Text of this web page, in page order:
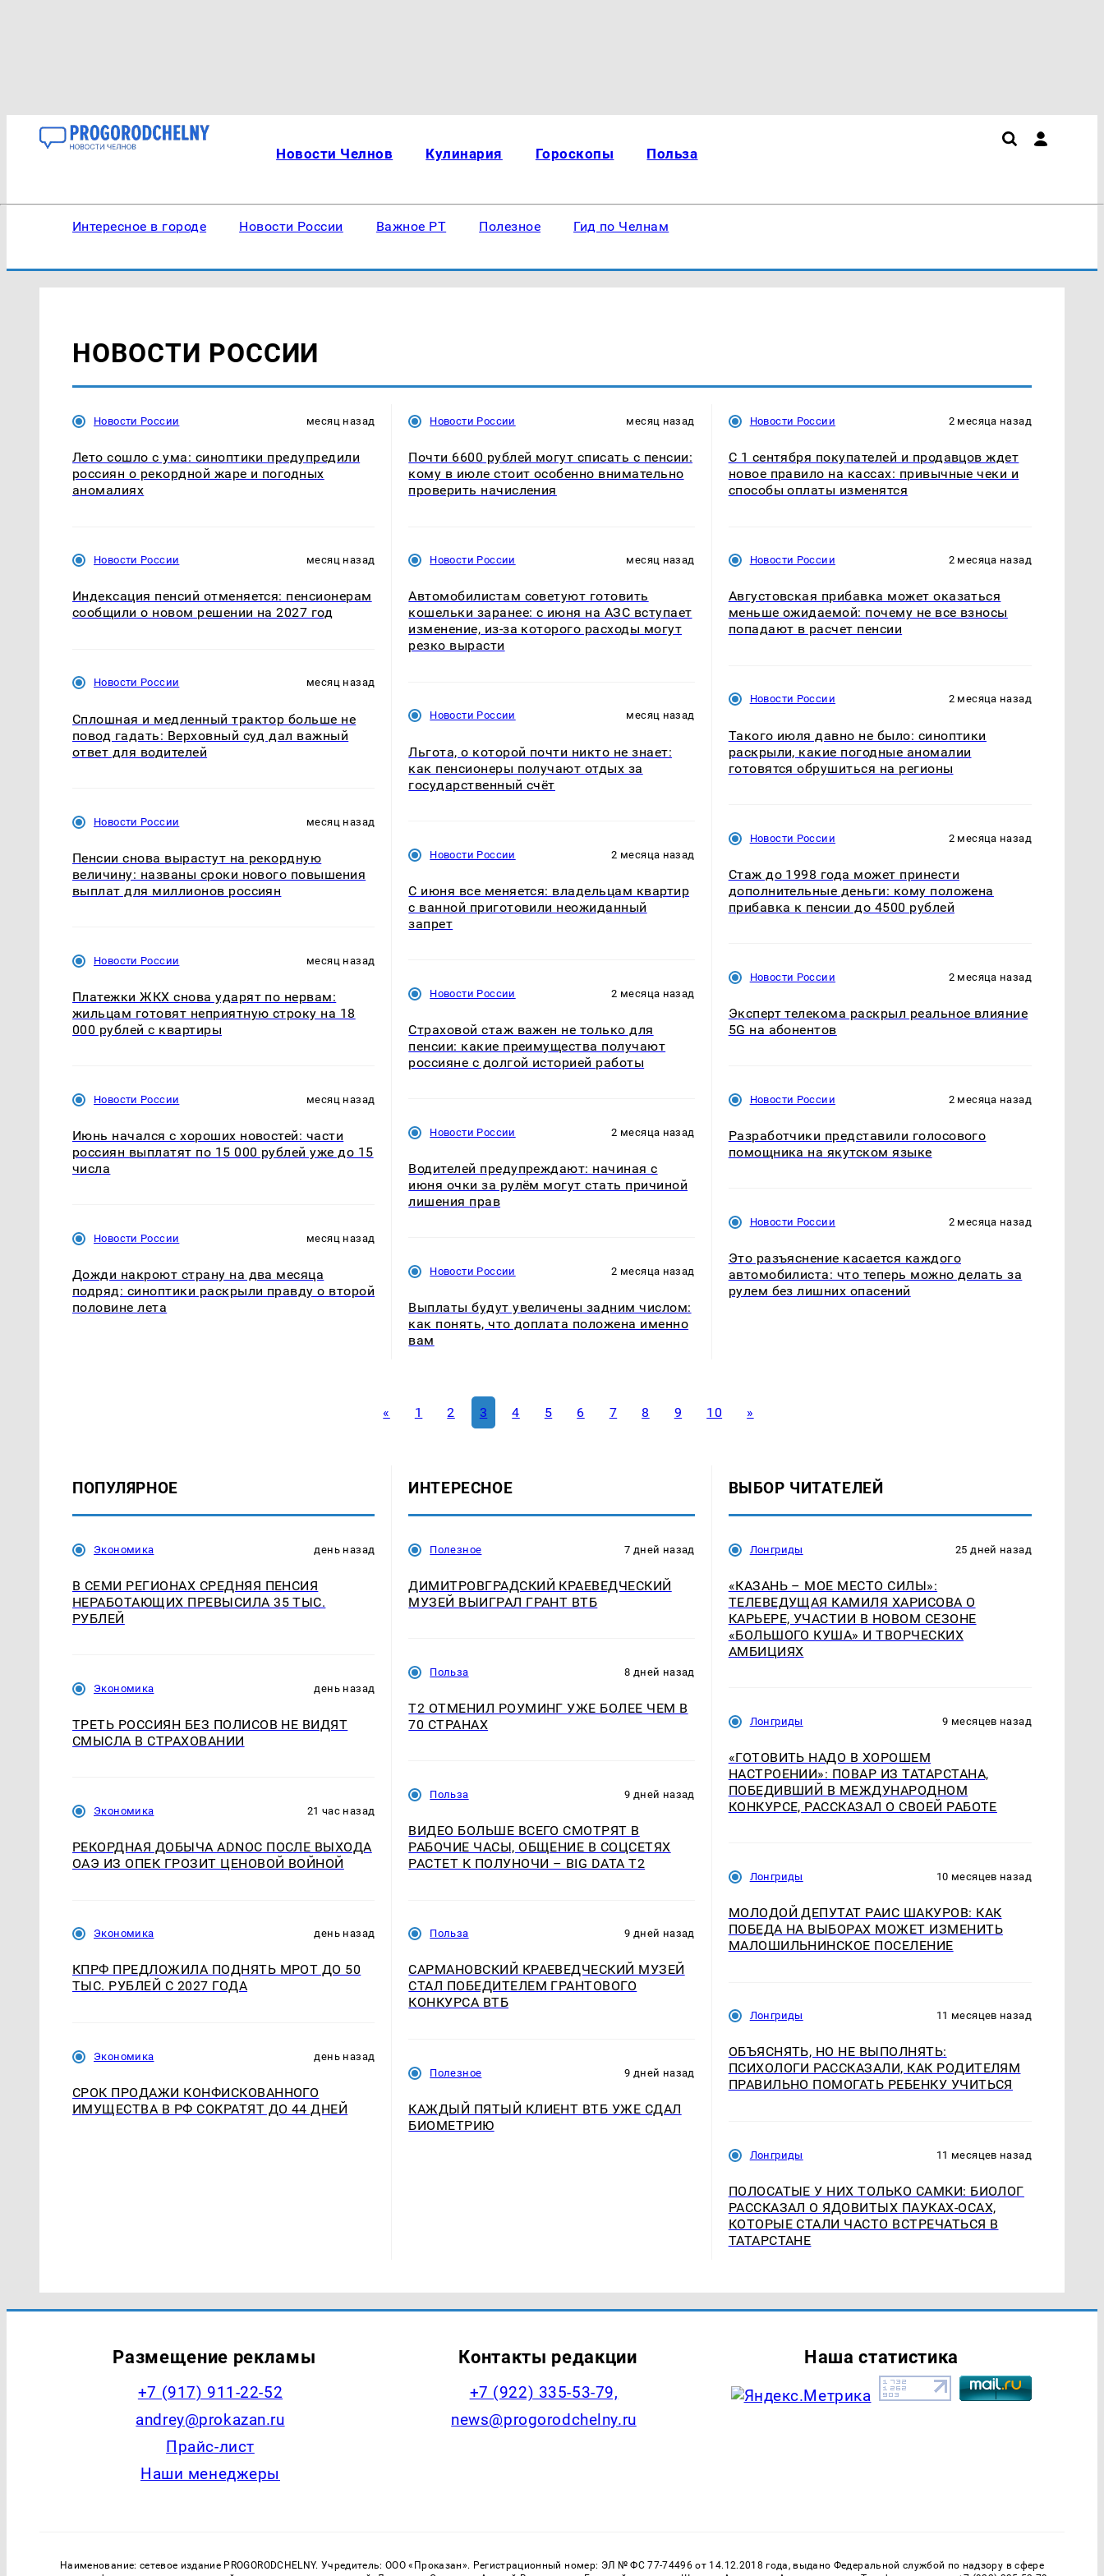
Новости Челнов Кулинария Гороскопы Польза
Интересное в городе Новости России Важное РТ Полезное Гид по Челнам
НОВОСТИ РОССИИ
Новости России месяц назад
Лето сошло с ума: синоптики предупредили
россиян о рекордной жаре и погодных
аномалиях
Новости России месяц назад
Индексация пенсий отменяется: пенсионерам
сообщили о новом решении на 2027 год
Новости России месяц назад
Сплошная и медленный трактор больше не
повод гадать: Верховный суд дал важный
ответ для водителей
Новости России месяц назад
Пенсии снова вырастут на рекордную
величину: названы сроки нового повышения
выплат для миллионов россиян
Новости России месяц назад
Платежки ЖКХ снова ударят по нервам:
жильцам готовят неприятную строку на 18
000 рублей с квартиры
Новости России месяц назад
Июнь начался с хороших новостей: части
россиян выплатят по 15 000 рублей уже до 15
числа
Новости России месяц назад
Дожди накроют страну на два месяца
подряд: синоптики раскрыли правду о второй
половине лета
Новости России месяц назад
Почти 6600 рублей могут списать с пенсии:
кому в июле стоит особенно внимательно
проверить начисления
Новости России месяц назад
Автомобилистам советуют готовить
кошельки заранее: с июня на АЗС вступает
изменение, из-за которого расходы могут
резко вырасти
Новости России месяц назад
Льгота, о которой почти никто не знает:
как пенсионеры получают отдых за
государственный счёт
Новости России 2 месяца назад
С июня все меняется: владельцам квартир
с ванной приготовили неожиданный
запрет
Новости России 2 месяца назад
Страховой стаж важен не только для
пенсии: какие преимущества получают
россияне с долгой историей работы
Новости России 2 месяца назад
Водителей предупреждают: начиная с
июня очки за рулём могут стать причиной
лишения прав
Новости России 2 месяца назад
Выплаты будут увеличены задним числом:
как понять, что доплата положена именно
вам
Новости России 2 месяца назад
С 1 сентября покупателей и продавцов ждет
новое правило на кассах: привычные чеки и
способы оплаты изменятся
Новости России 2 месяца назад
Августовская прибавка может оказаться
меньше ожидаемой: почему не все взносы
попадают в расчет пенсии
Новости России 2 месяца назад
Такого июля давно не было: синоптики
раскрыли, какие погодные аномалии
готовятся обрушиться на регионы
Новости России 2 месяца назад
Стаж до 1998 года может принести
дополнительные деньги: кому положена
прибавка к пенсии до 4500 рублей
Новости России 2 месяца назад
Эксперт телекома раскрыл реальное влияние
5G на абонентов
Новости России 2 месяца назад
Разработчики представили голосового
помощника на якутском языке
Новости России 2 месяца назад
Это разъяснение касается каждого
автомобилиста: что теперь можно делать за
рулем без лишних опасений
« 1 2 3 4 5 6 7 8 9 10 »
ПОПУЛЯРНОЕ
Экономика день назад
В СЕМИ РЕГИОНАХ СРЕДНЯЯ ПЕНСИЯ
НЕРАБОТАЮЩИХ ПРЕВЫСИЛА 35 ТЫС.
РУБЛЕЙ
Экономика день назад
ТРЕТЬ РОССИЯН БЕЗ ПОЛИСОВ НЕ ВИДЯТ
СМЫСЛА В СТРАХОВАНИИ
Экономика 21 час назад
РЕКОРДНАЯ ДОБЫЧА ADNOC ПОСЛЕ ВЫХОДА
ОАЭ ИЗ ОПЕК ГРОЗИТ ЦЕНОВОЙ ВОЙНОЙ
Экономика день назад
КПРФ ПРЕДЛОЖИЛА ПОДНЯТЬ МРОТ ДО 50
ТЫС. РУБЛЕЙ С 2027 ГОДА
Экономика день назад
СРОК ПРОДАЖИ КОНФИСКОВАННОГО
ИМУЩЕСТВА В РФ СОКРАТЯТ ДО 44 ДНЕЙ
ИНТЕРЕСНОЕ
Полезное 7 дней назад
ДИМИТРОВГРАДСКИЙ КРАЕВЕДЧЕСКИЙ
МУЗЕЙ ВЫИГРАЛ ГРАНТ ВТБ
Польза 8 дней назад
Т2 ОТМЕНИЛ РОУМИНГ УЖЕ БОЛЕЕ ЧЕМ В
70 СТРАНАХ
Польза 9 дней назад
ВИДЕО БОЛЬШЕ ВСЕГО СМОТРЯТ В
РАБОЧИЕ ЧАСЫ, ОБЩЕНИЕ В СОЦСЕТЯХ
РАСТЕТ К ПОЛУНОЧИ – BIG DATA T2
Польза 9 дней назад
САРМАНОВСКИЙ КРАЕВЕДЧЕСКИЙ МУЗЕЙ
СТАЛ ПОБЕДИТЕЛЕМ ГРАНТОВОГО
КОНКУРСА ВТБ
Полезное 9 дней назад
КАЖДЫЙ ПЯТЫЙ КЛИЕНТ ВТБ УЖЕ СДАЛ
БИОМЕТРИЮ
ВЫБОР ЧИТАТЕЛЕЙ
Лонгриды 25 дней назад
«КАЗАНЬ – МОЕ МЕСТО СИЛЫ»:
ТЕЛЕВЕДУЩАЯ КАМИЛЯ ХАРИСОВА О
КАРЬЕРЕ, УЧАСТИИ В НОВОМ СЕЗОНЕ
«БОЛЬШОГО КУША» И ТВОРЧЕСКИХ
АМБИЦИЯХ
Лонгриды 9 месяцев назад
«ГОТОВИТЬ НАДО В ХОРОШЕМ
НАСТРОЕНИИ»: ПОВАР ИЗ ТАТАРСТАНА,
ПОБЕДИВШИЙ В МЕЖДУНАРОДНОМ
КОНКУРСЕ, РАССКАЗАЛ О СВОЕЙ РАБОТЕ
Лонгриды 10 месяцев назад
МОЛОДОЙ ДЕПУТАТ РАИС ШАКУРОВ: КАК
ПОБЕДА НА ВЫБОРАХ МОЖЕТ ИЗМЕНИТЬ
МАЛОШИЛЬНИНСКОЕ ПОСЕЛЕНИЕ
Лонгриды 11 месяцев назад
ОБЪЯСНЯТЬ, НО НЕ ВЫПОЛНЯТЬ:
ПСИХОЛОГИ РАССКАЗАЛИ, КАК РОДИТЕЛЯМ
ПРАВИЛЬНО ПОМОГАТЬ РЕБЕНКУ УЧИТЬСЯ
Лонгриды 11 месяцев назад
ПОЛОСАТЫЕ У НИХ ТОЛЬКО САМКИ: БИОЛОГ
РАССКАЗАЛ О ЯДОВИТЫХ ПАУКАХ-ОСАХ,
КОТОРЫЕ СТАЛИ ЧАСТО ВСТРЕЧАТЬСЯ В
ТАТАРСТАНЕ
Размещение рекламы
+7 (917) 911-22-52
andrey@prokazan.ru
Прайс-лист
Наши менеджеры
Контакты редакции
+7 (922) 335-53-79,
news@progorodchelny.ru
Наша статистика
Наименование: сетевое издание PROGORODCHELNY. Учредитель: ООО «Проказан». Регистрационный номер: ЭЛ № ФС 77-74496 от 14.12.2018 года, выдано Федеральной службой по надзору в сфере